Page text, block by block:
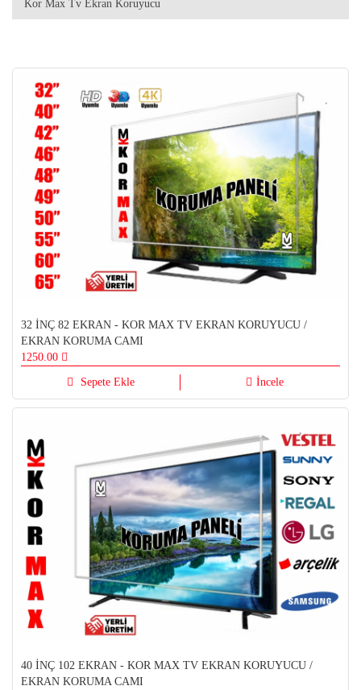
Kor Max Tv Ekran Koruyucu
32 İNÇ 82 EKRAN - KOR MAX TV EKRAN KORUYUCU /
EKRAN KORUMA CAMI
1250.00
Sepete Ekle İncele
40 İNÇ 102 EKRAN - KOR MAX TV EKRAN KORUYUCU /
EKRAN KORUMA CAMI